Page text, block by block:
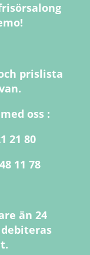
prislista
oss :
21 80
11 78
än 24